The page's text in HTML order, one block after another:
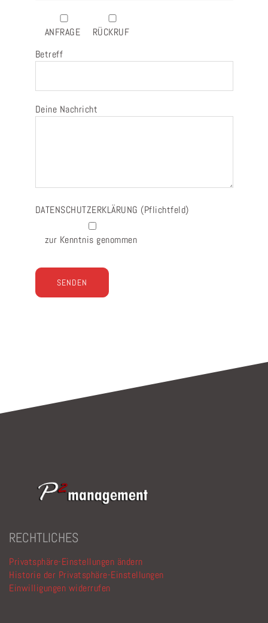
ANFRAGE
RÜCKRUF
Betreff
Deine Nachricht
DATENSCHUTZERKLÄRUNG (Pflichtfeld)
zur Kenntnis genommen
RECHTLICHES
Privatsphäre-Einstellungen ändern
Historie der Privatsphäre-Einstellungen
Einwilligungen widerrufen